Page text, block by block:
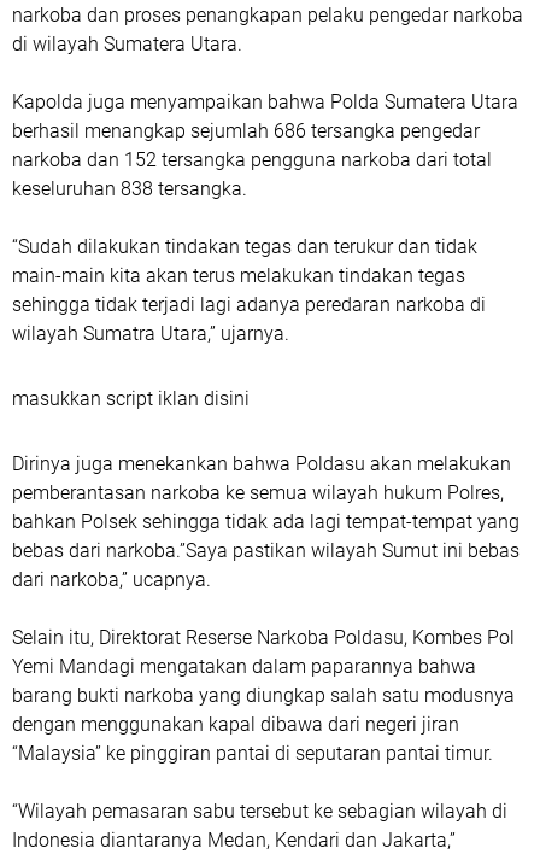
narkoba dan proses penangkapan pelaku pengedar narkoba
di wilayah Sumatera Utara.
Kapolda juga menyampaikan bahwa Polda Sumatera Utara
berhasil menangkap sejumlah 686 tersangka pengedar
narkoba dan 152 tersangka pengguna narkoba dari total
keseluruhan 838 tersangka.
“Sudah dilakukan tindakan tegas dan terukur dan tidak
main-main kita akan terus melakukan tindakan tegas
sehingga tidak terjadi lagi adanya peredaran narkoba di
wilayah Sumatra Utara,” ujarnya.
masukkan script iklan disini
Dirinya juga menekankan bahwa Poldasu akan melakukan
pemberantasan narkoba ke semua wilayah hukum Polres,
bahkan Polsek sehingga tidak ada lagi tempat-tempat yang
bebas dari narkoba.”Saya pastikan wilayah Sumut ini bebas
dari narkoba,” ucapnya.
Selain itu, Direktorat Reserse Narkoba Poldasu, Kombes Pol
Yemi Mandagi mengatakan dalam paparannya bahwa
barang bukti narkoba yang diungkap salah satu modusnya
dengan menggunakan kapal dibawa dari negeri jiran
“Malaysia” ke pinggiran pantai di seputaran pantai timur.
“Wilayah pemasaran sabu tersebut ke sebagian wilayah di
Indonesia diantaranya Medan, Kendari dan Jakarta,”